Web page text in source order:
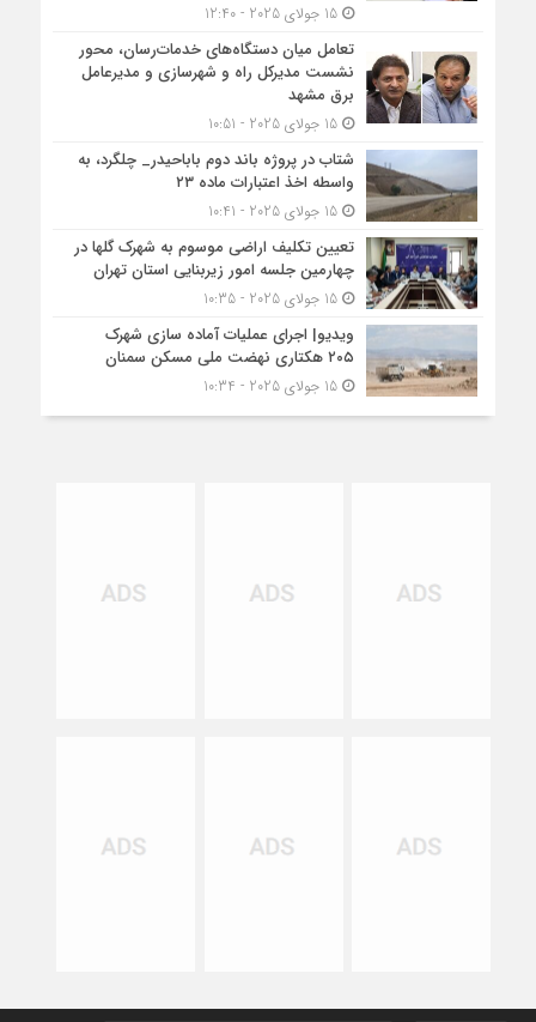
15 جولای 2025 - 12:40
تعامل میان دستگاه‌های خدمات‌رسان، محور
نشست مدیرکل راه و شهرسازی و مدیرعامل
برق مشهد
15 جولای 2025 - 10:51
شتاب در پروژه باند دوم باباحیدر_ چلگرد، به
واسطه اخذ اعتبارات ماده ۲۳
15 جولای 2025 - 10:41
تعیین تکلیف اراضی موسوم به شهرک گلها در
چهارمین جلسه امور زیربنایی استان تهران
15 جولای 2025 - 10:35
ویدیو| اجرای عملیات آماده سازی شهرک
۲۰۵ هکتاری نهضت ملی مسکن سمنان
15 جولای 2025 - 10:34